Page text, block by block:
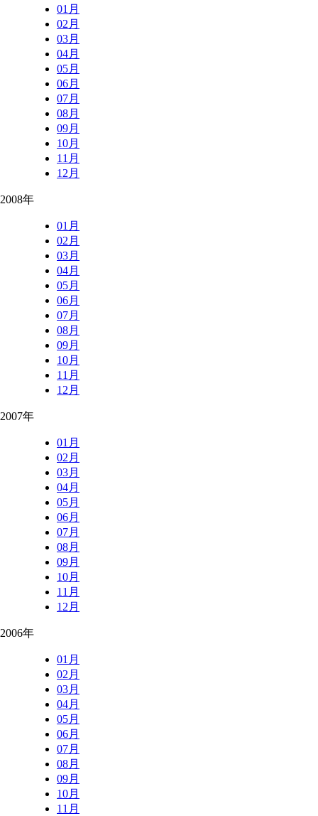
01月
02月
03月
04月
05月
06月
07月
08月
09月
10月
11月
12月
2008年
01月
02月
03月
04月
05月
06月
07月
08月
09月
10月
11月
12月
2007年
01月
02月
03月
04月
05月
06月
07月
08月
09月
10月
11月
12月
2006年
01月
02月
03月
04月
05月
06月
07月
08月
09月
10月
11月